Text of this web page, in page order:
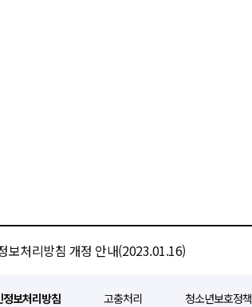
보처리방침 개정 안내(2023.01.16)
정보처리방침 고충처리 청소년보호정책